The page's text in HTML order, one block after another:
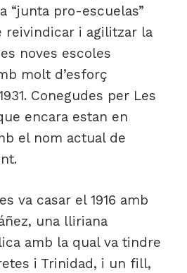
“junta pro-escuelas”
reivindicar i agilitzar la
noves escoles
molt d’esforç
Conegudes per Les
encara estan en
el nom actual de
va casar el 1916 amb
una lliriana
amb la qual va tindre
i Trinidad, i un fill,